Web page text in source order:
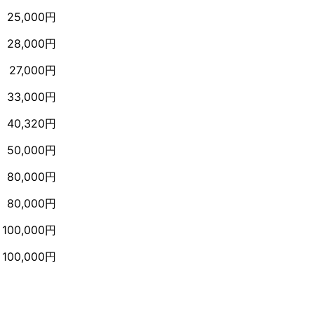
25,000円
28,000円
27,000円
33,000円
40,320円
50,000円
80,000円
80,000円
100,000円
100,000円